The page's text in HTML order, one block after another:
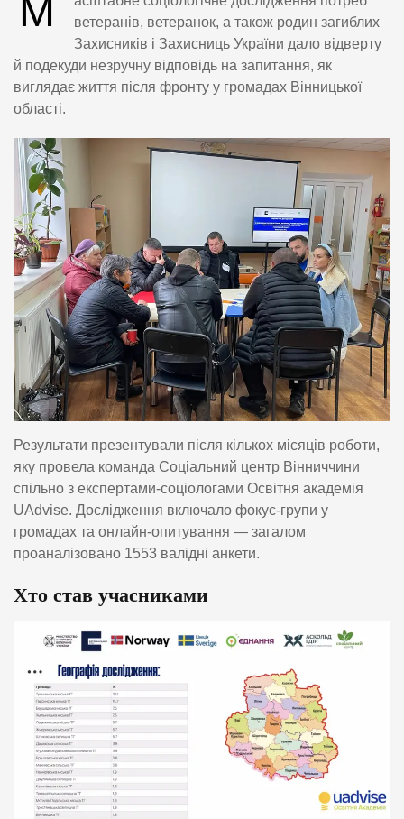
М
ветеранів, ветеранок, а також родин загиблих
Захисників і Захисниць України дало відверту
й подекуди незручну відповідь на запитання, як
виглядає життя після фронту у громадах Вінницької
області.
Результати презентували після кількох місяців роботи,
яку провела команда Соціальний центр Вінниччини
спільно з експертами-соціологами Освітня академія
UAdvise. Дослідження включало фокус-групи у
громадах та онлайн-опитування — загалом
проаналізовано 1553 валідні анкети.
Хто став учасниками